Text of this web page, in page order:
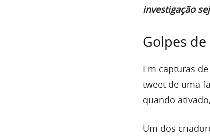
investigação
Golpes
Em capturas
tweet de uma
quando
Um dos